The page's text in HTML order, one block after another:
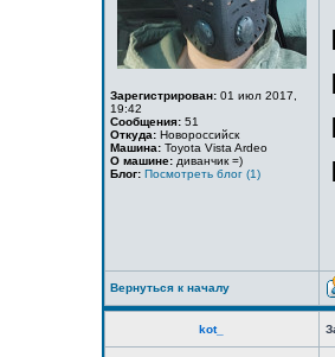
Зарегистрирован: 01 июл 2017,
19:42
Сообщения: 51
Откуда: Новороссийск
Машина: Toyota Vista Ardeo
О машине: диванчик =)
Блог: Посмотреть блог (1)
Вернуться к началу
kot_